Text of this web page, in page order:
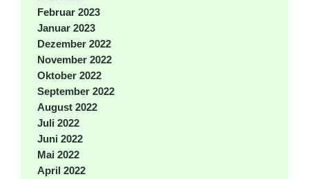
Februar 2023
Januar 2023
Dezember 2022
November 2022
Oktober 2022
September 2022
August 2022
Juli 2022
Juni 2022
Mai 2022
April 2022